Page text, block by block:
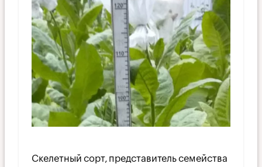
Скелетный сорт, представитель семейства